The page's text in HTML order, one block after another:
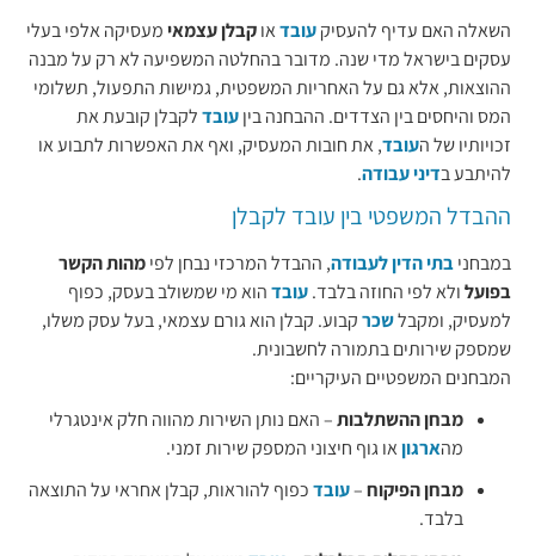
השאלה האם עדיף להעסיקעובדאוקבלן עצמאימעסיקה אלפי בעלי
עסקים בישראל מדי שנה. מדובר בהחלטה המשפיעה לא רק על מבנה
ההוצאות, אלא גם על האחריות המשפטית, גמישות התפעול, תשלומי
המס והיחסים בין הצדדים. ההבחנה ביןעובדלקבלן קובעת את
זכויותיו של העובד, את חובות המעסיק, ואף את האפשרות לתבוע או
להיתבע בדיני עבודה.
ההבדל המשפטי בין עובד לקבלן
במבחניבתי הדין לעבודה, ההבדל המרכזי נבחן לפימהות הקשר
בפועלולא לפי החוזה בלבד.עובדהוא מי שמשולב בעסק, כפוף
למעסיק, ומקבלשכרקבוע. קבלן הוא גורם עצמאי, בעל עסק משלו,
שמספק שירותים בתמורה לחשבונית.
המבחנים המשפטיים העיקריים:
מבחן ההשתלבות– האם נותן השירות מהווה חלק אינטגרלי
מהארגוןאו גוף חיצוני המספק שירות זמני.
מבחן הפיקוח–עובדכפוף להוראות, קבלן אחראי על התוצאה
בלבד.